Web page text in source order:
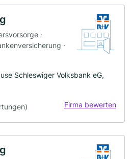
·
·
Schleswiger Volksbank eG,
Firma bewerten